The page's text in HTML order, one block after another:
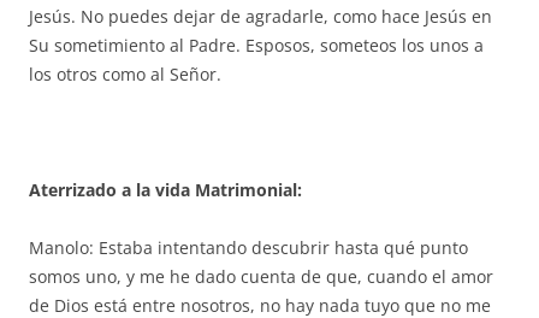
Jesús. No puedes dejar de agradarle, como hace Jesús en
Su sometimiento al Padre. Esposos, someteos los unos a
los otros como al Señor.
Aterrizado a la vida Matrimonial:
Manolo: Estaba intentando descubrir hasta qué punto
somos uno, y me he dado cuenta de que, cuando el amor
de Dios está entre nosotros, no hay nada tuyo que no me